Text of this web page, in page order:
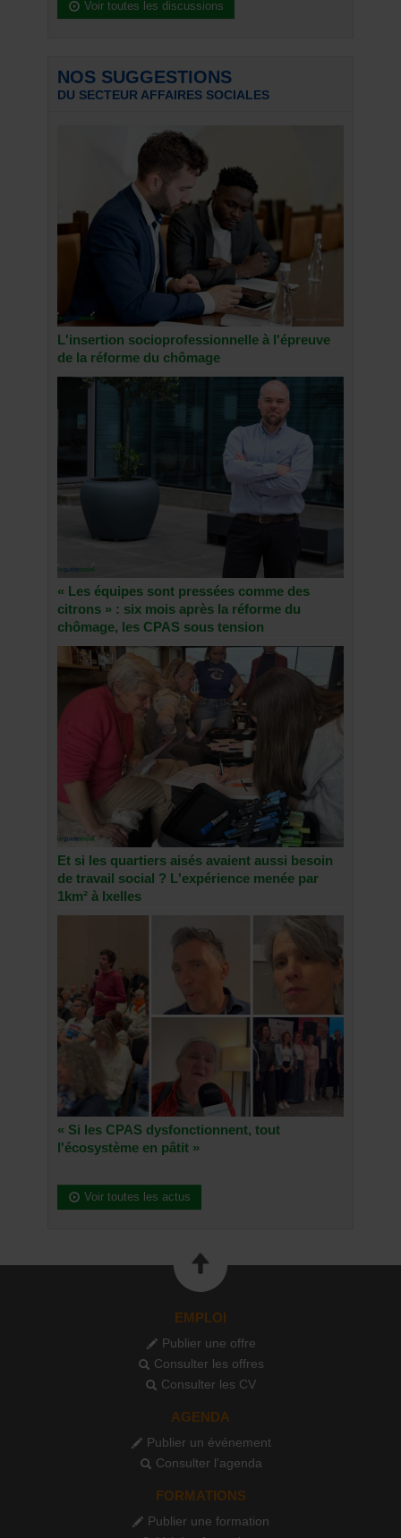
Voir toutes les discussions
NOS SUGGESTIONS
DU SECTEUR AFFAIRES SOCIALES
L'insertion socioprofessionnelle à l'épreuve
de la réforme du chômage
« Les équipes sont pressées comme des
citrons » : six mois après la réforme du
chômage, les CPAS sous tension
Et si les quartiers aisés avaient aussi besoin
de travail social ? L'expérience menée par
1km² à Ixelles
« Si les CPAS dysfonctionnent, tout
l'écosystème en pâtit »
Voir toutes les actus
EMPLOI
Publier une offre
Consulter les offres
Consulter les CV
AGENDA
Publier un événement
Consulter l'agenda
FORMATIONS
Publier une formation